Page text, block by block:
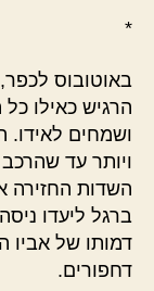
*
באוטובוס
הרגיש כאילו
ושמחים לאידו.
ויותר עד
השדות החזירה
ברגל ליעדו
דמותו של אביו
דחפורים.